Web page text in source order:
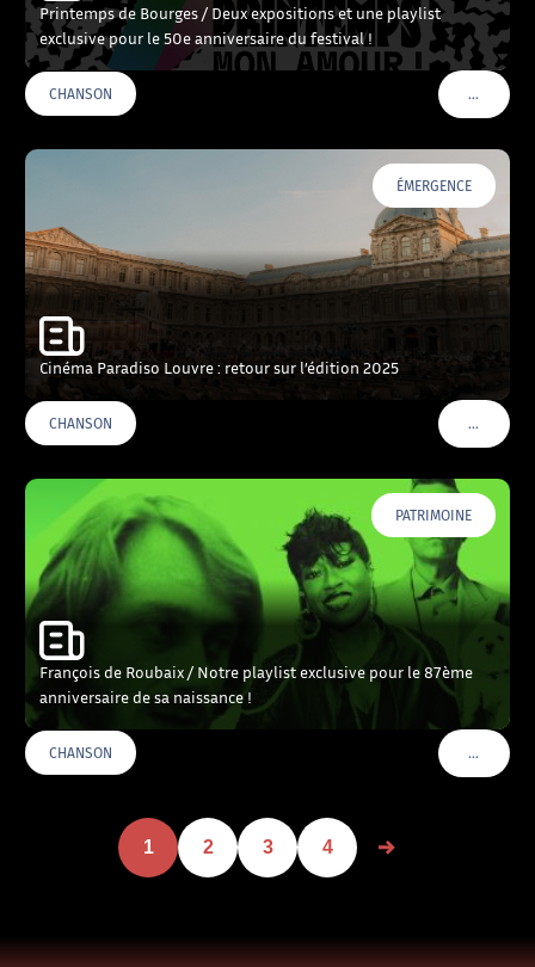
Printemps de Bourges / Deux expositions et une playlist
exclusive pour le 50e anniversaire du festival !
CHANSON …VOIR
ÉMERGENCE
Cinéma Paradiso Louvre : retour sur l’édition 2025
CHANSON …VOIR
PATRIMOINE
François de Roubaix / Notre playlist exclusive pour le 87ème
anniversaire de sa naissance !
CHANSON …VOIR
1 2 3 4